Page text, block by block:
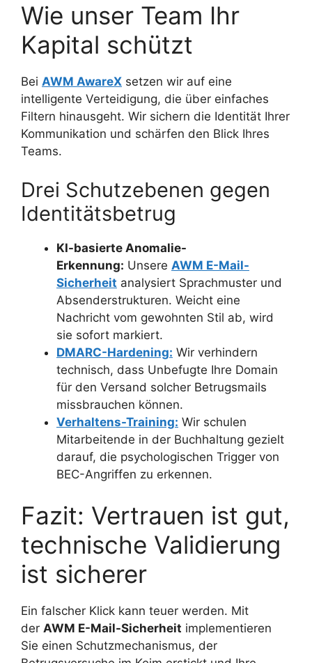
Wie unser Team Ihr
Kapital schützt
Bei AWM AwareX setzen wir auf eine
intelligente Verteidigung, die über einfaches
Filtern hinausgeht. Wir sichern die Identität Ihrer
Kommunikation und schärfen den Blick Ihres
Teams.
Drei Schutzebenen gegen
Identitätsbetrug
KI-basierte Anomalie-
Erkennung: Unsere AWM E-Mail-
Sicherheit analysiert Sprachmuster und
Absenderstrukturen. Weicht eine
Nachricht vom gewohnten Stil ab, wird
sie sofort markiert.
DMARC-Hardening: Wir verhindern
technisch, dass Unbefugte Ihre Domain
für den Versand solcher Betrugsmails
missbrauchen können.
Verhaltens-Training: Wir schulen
Mitarbeitende in der Buchhaltung gezielt
darauf, die psychologischen Trigger von
BEC-Angriffen zu erkennen.
Fazit: Vertrauen ist gut,
technische Validierung
ist sicherer
Ein falscher Klick kann teuer werden. Mit
der AWM E-Mail-Sicherheit implementieren
Sie einen Schutzmechanismus, der